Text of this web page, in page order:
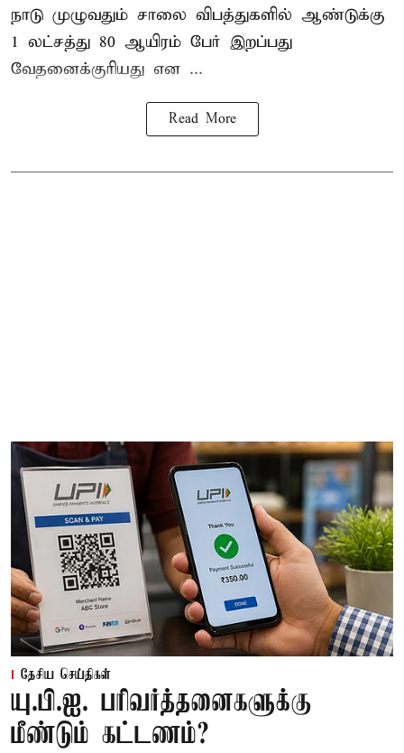
நாடு முழுவதும் சாலை விபத்துகளில் ஆண்டுக்கு
1 லட்சத்து 80 ஆயிரம் பேர் இறப்பது
வேதனைக்குரியது என ...
Read More
தேசிய செய்திகள்
யு.பி.ஐ. பரிவர்த்தனைகளுக்கு
மீண்டும் கட்டணம்?